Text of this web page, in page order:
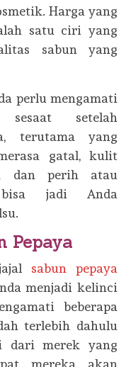
Harga yang
satu ciri yang
sabun yang
perlu mengamati
setelah
terutama yang
gatal, kulit
dan perih atau
jadi Anda
Pepaya
sabun pepaya
menjadi kelinci
beberapa
terlebih dahulu
dari merek yang
mereka akan